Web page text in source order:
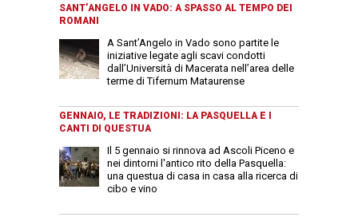
SANT’ANGELO IN VADO: A SPASSO AL TEMPO DEI
ROMANI
A Sant’Angelo in Vado sono partite le
iniziative legate agli scavi condotti
dall’Università di Macerata nell’area delle
terme di Tifernum Mataurense
GENNAIO, LE TRADIZIONI: LA PASQUELLA E I
CANTI DI QUESTUA
Il 5 gennaio si rinnova ad Ascoli Piceno e
nei dintorni l'antico rito della Pasquella:
una questua di casa in casa alla ricerca di
cibo e vino